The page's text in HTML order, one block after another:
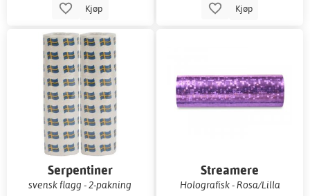
Kjøp Kjøp
Serpentiner
svensk flagg - 2-pakning
Streamere
Holografisk - Rosa/Lilla